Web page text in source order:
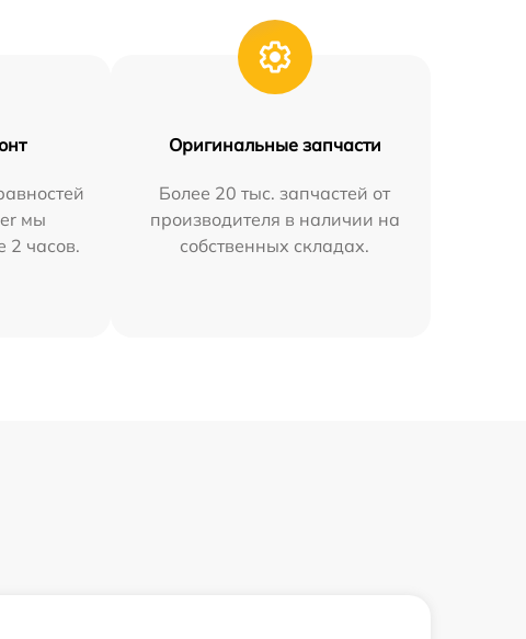
мы
2 часов.
Оригинальные запчасти
Более 20 тыс. запчастей от
производителя в наличии на
собственных складах.